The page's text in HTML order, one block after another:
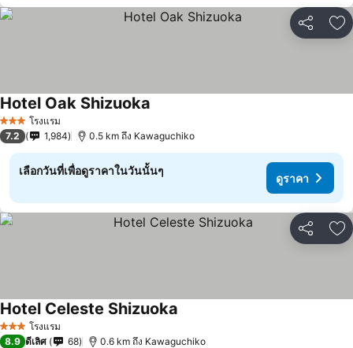
แชร์ เ
3 ดาว โรงแรม
Hotel Oak Shizuoka
7.2 1,984 0.5 km ถึง Kawaguchiko
เลือกวันที่เพื่อดูราคาในวันนั้นๆ
ดูราคา
แชร์ เ
3 ดาว โรงแรม
Hotel Celeste Shizuoka
8.9 ดีเลิศ 68 0.6 km ถึง Kawaguchiko